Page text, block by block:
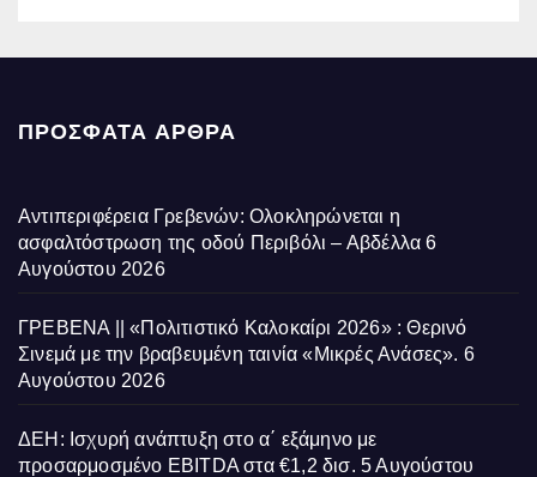
ΠΡΌΣΦΑΤΑ ΆΡΘΡΑ
Αντιπεριφέρεια Γρεβενών: Ολοκληρώνεται η
ασφαλτόστρωση της οδού Περιβόλι – Αβδέλλα 6
Αυγούστου 2026
ΓΡΕΒΕΝΑ || «Πολιτιστικό Καλοκαίρι 2026» : Θερινό
Σινεμά με την βραβευμένη ταινία «Μικρές Ανάσες». 6
Αυγούστου 2026
ΔΕΗ: Ισχυρή ανάπτυξη στο α΄ εξάμηνο με
προσαρμοσμένο EBITDA στα €1,2 δισ. 5 Αυγούστου